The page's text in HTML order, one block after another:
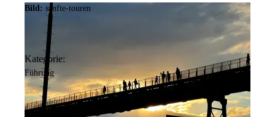
Bild: sanfte-touren
Kategorie:
Führung